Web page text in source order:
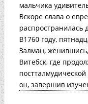
мальчика
Вскоре слава о
распространилась
В1760 году,
Залман,
Витебск, где
он, завершив